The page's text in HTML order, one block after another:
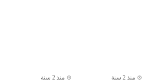
منذ 2 سنة منذ 2 سنة